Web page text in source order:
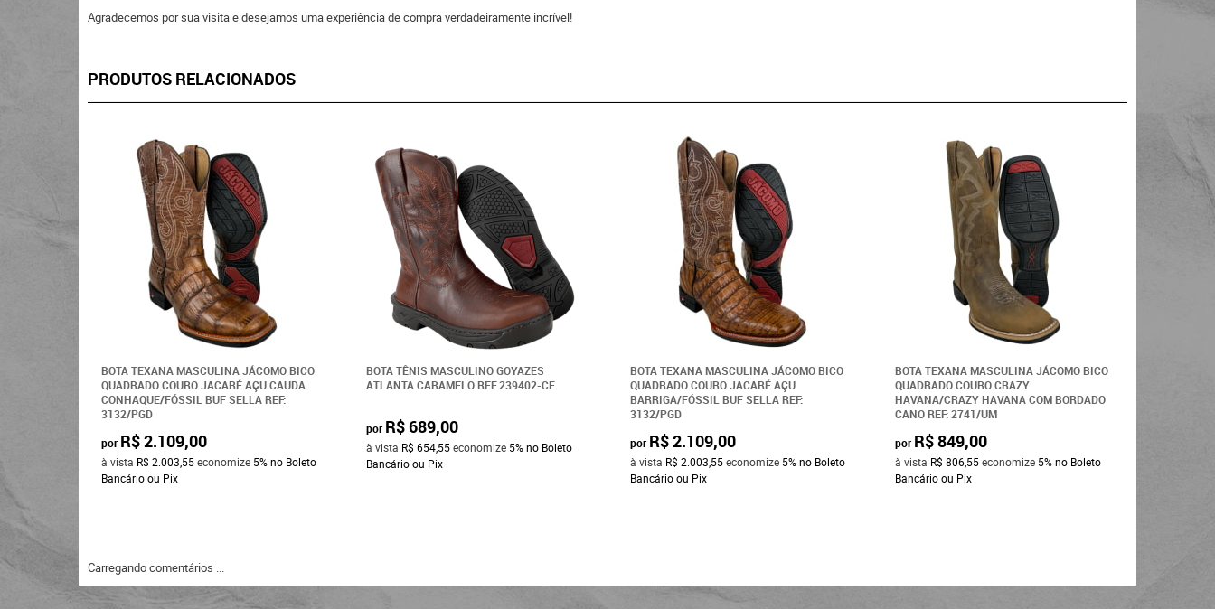
Agradecemos por sua visita e desejamos uma experiência de compra verdadeiramente incrível!
PRODUTOS RELACIONADOS
BOTA TEXANA MASCULINA JÁCOMO BICO
QUADRADO COURO JACARÉ AÇU CAUDA
CONHAQUE/FÓSSIL BUF SELLA REF:
3132/PGD
por R$ 2.109,00
à vista R$ 2.003,55economize 5%no Boleto
Bancário ou Pix
BOTA TÊNIS MASCULINO GOYAZES
ATLANTA CARAMELO REF.239402-CE
por R$ 689,00
à vista R$ 654,55economize 5% no Boleto
Bancário ou Pix
BOTA TEXANA MASCULINA JÁCOMO BICO
QUADRADO COURO JACARÉ AÇU
BARRIGA/FÓSSIL BUF SELLA REF:
3132/PGD
por R$ 2.109,00
à vista R$ 2.003,55economize 5%no Boleto
Bancário ou Pix
BOTA TEXANA MASCULINA JÁCOMO BICO
QUADRADO COURO CRAZY
HAVANA/CRAZY HAVANA COM BORDADO
CANO REF: 2741/UM
por R$ 849,00
à vista R$ 806,55economize 5% no Boleto
Bancário ou Pix
Carregando comentários ...